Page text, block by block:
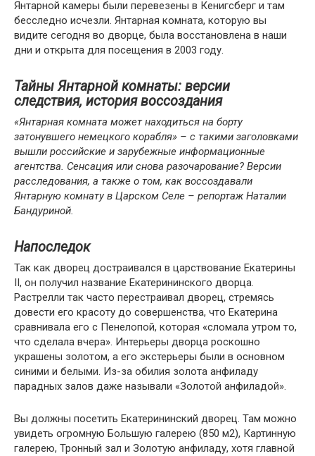
Янтарной камеры были перевезены в Кенигсберг и там
бесследно исчезли. Янтарная комната, которую вы
видите сегодня во дворце, была восстановлена ​​в наши
дни и открыта для посещения в 2003 году.
Тайны Янтарной комнаты: версии
следствия, история воссоздания
«Янтарная комната может находиться на борту
затонувшего немецкого корабля» – с такими заголовками
вышли российские и зарубежные информационные
агентства. Сенсация или снова разочарование? Версии
расследования, а также о том, как воссоздавали
Янтарную комнату в Царском Селе – репортаж Наталии
Бандуриной.
Напоследок
Так как дворец достраивался в царствование Екатерины
II, он получил название Екатерининского дворца.
Растрелли так часто перестраивал дворец, стремясь
довести его красоту до совершенства, что Екатерина
сравнивала его с Пенелопой, которая «сломала утром то,
что сделала вчера». Интерьеры дворца роскошно
украшены золотом, а его экстерьеры были в основном
синими и белыми. Из-за обилия золота анфиладу
парадных залов даже называли «Золотой анфиладой».
Вы должны посетить Екатерининский дворец. Там можно
увидеть огромную Большую галерею (850 м2), Картинную
галерею, Тронный зал и Золотую анфиладу, хотя главной